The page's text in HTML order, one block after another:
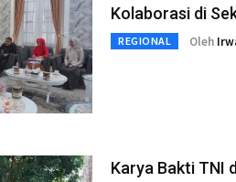
Kolaborasi di
REGIONAL Oleh
Karya Bakti TNI